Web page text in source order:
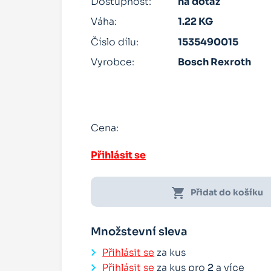
Váha:
1.22 KG
Číslo dílu:
1535490015
Vyrobce:
Bosch Rexroth
Cena:
Přihlásit se
shopping_cart Přidat do košíku
Množstevní sleva
Přihlásit se za kus
Přihlásit se za kus pro 2a více